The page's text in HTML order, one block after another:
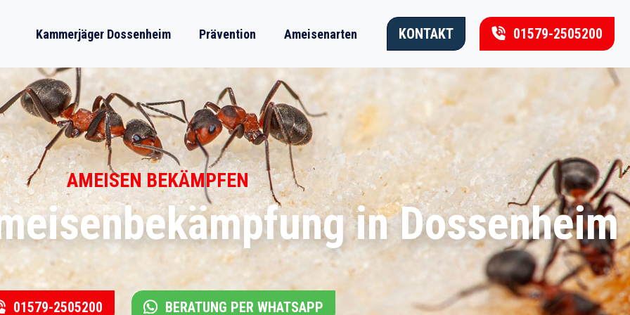
Kammerjäger Dossenheim Prävention Ameisenarten KONTAKT 01579-2505200
AMEISEN BEKÄMPFEN
in Dossenheim
01579-2505200 BERATUNG PER WHATSAPP